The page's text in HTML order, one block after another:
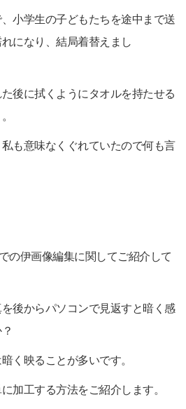
小学生の子どもたちを途中まで送
になり、結局着替えまし
後に拭くようにタオルを持たせる
も意味なくぐれていたので何も言
の伊画像編集に関してご紹介して
後からパソコンで見返すと暗く感
く映ることが多いです。
加工する方法をご紹介します。